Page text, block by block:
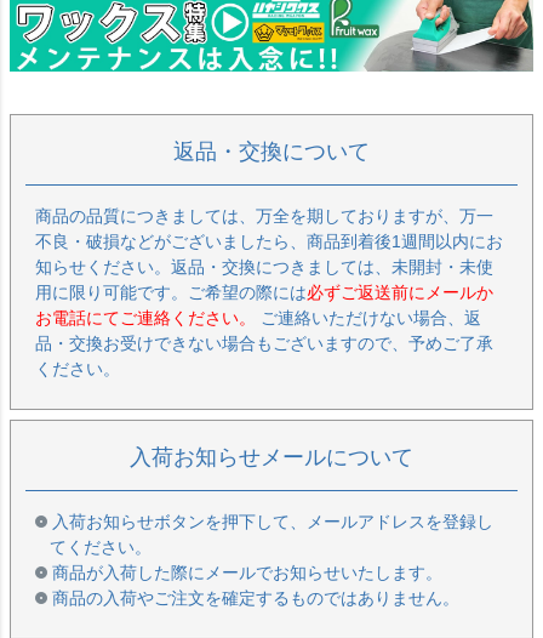
返品・交換について
商品の品質につきましては、万全を期しておりますが、万一
不良・破損などがございましたら、商品到着後1週間以内にお
知らせください。返品・交換につきましては、未開封・未使
用に限り可能です。ご希望の際には必ずご返送前にメールか
お電話にてご連絡ください。
ご連絡いただけない場合、返
品・交換お受けできない場合もございますので、予めご了承
ください。
入荷お知らせメールについて
入荷お知らせボタンを押下して、メールアドレスを登録し
てください。
商品が入荷した際にメールでお知らせいたします。
商品の入荷やご注文を確定するものではありません。